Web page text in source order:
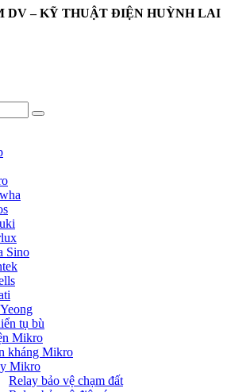
DV – KỸ THUẬT ĐIỆN HUỲNH LAI
Sino
tụ bù
Mikro
kháng Mikro
Mikro
Relay bảo vệ chạm đất